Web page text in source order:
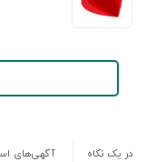
در یک نگاه آگهی‌های